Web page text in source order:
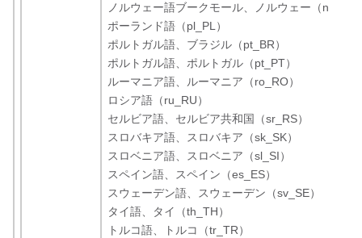
ノルウェー語ブークモール、ノルウェー（nb_NO
ポーランド語（pl_PL）
ポルトガル語、ブラジル（pt_BR）
ポルトガル語、ポルトガル（pt_PT）
ルーマニア語、ルーマニア（ro_RO）
ロシア語（ru_RU）
セルビア語、セルビア共和国（sr_RS）
スロバキア語、スロバキア（sk_SK）
スロベニア語、スロベニア（sl_SI）
スペイン語、スペイン（es_ES）
スウェーデン語、スウェーデン（sv_SE）
タイ語、タイ（th_TH）
トルコ語、トルコ（tr_TR）